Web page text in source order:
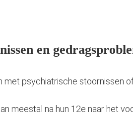
en
psychiatrische stoornissen
meestal na hun 12e naar het